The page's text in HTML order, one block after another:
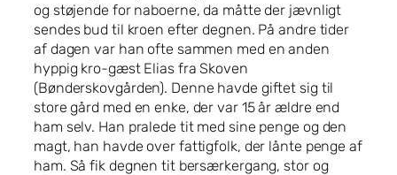
og støjende for naboerne, da måtte der jævnligt
sendes bud til kroen efter degnen. På andre tider
af dagen var han ofte sammen med en anden
hyppig kro-gæst Elias fra Skoven
(Bønderskovgården). Denne havde giftet sig til
store gård med en enke, der var 15 år ældre end
ham selv. Han pralede tit med sine penge og den
magt, han havde over fattigfolk, der lånte penge af
ham. Så fik degnen tit bersærkergang, stor og